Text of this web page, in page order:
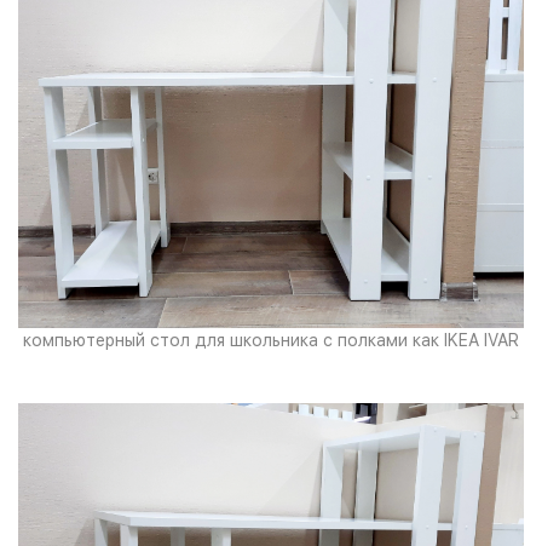
компьютерный стол для школьника с полками как IKEA IVAR